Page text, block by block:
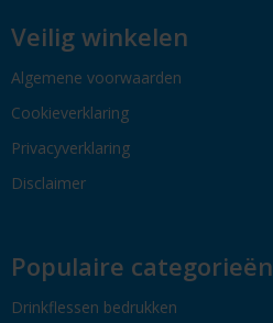
Veilig winkelen
Algemene voorwaarden
Cookieverklaring
Privacyverklaring
Disclaimer
Populaire categorieën
Drinkflessen bedrukken